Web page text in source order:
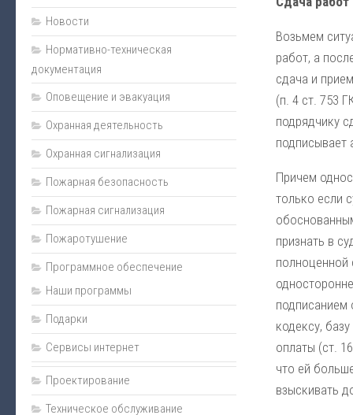
Монтаж
Пожарная сигнализация
Энциклопедия безопасности
Юмор
Безопасность за рулем
Полезная информация
Личная безопасность
Наладка
Видеонаблюдение
Техническое обслуживание
Пожаротушение
Нормативно-техническая документация
Прайс
Возьмем
работ, а
сдача и
(п. 4 ст. 753
подрядчику
подписывает
Причем
только если
признать в
полноценной
подписанием
кодексу,
оплаты (ст.
что ей
взыскивать
Новости
Нормативно-техническая
документация
Оповещение и эвакуация
Охранная деятельность
Охранная сигнализация
Пожарная безопасность
Пожарная сигнализация
Пожаротушение
Программное обеспечение
Наши программы
Подарки
Сервисы интернет
Проектирование
Техническое обслуживание